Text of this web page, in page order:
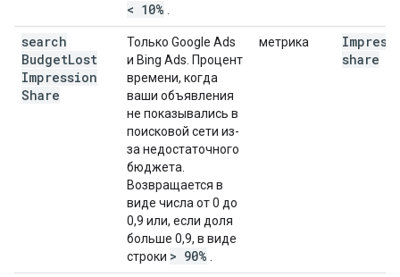
< 10%
search
BudgetLost
Impression
Share
Только Google Ads
и Bing Ads. Процент
времени, когда
ваши объявления
не показывались в
поисковой сети из-
за недостаточного
бюджета.
Возвращается в
виде числа от 0 до
0,9 или, если доля
больше 0,9, в виде
строки > 90%
метрика
share